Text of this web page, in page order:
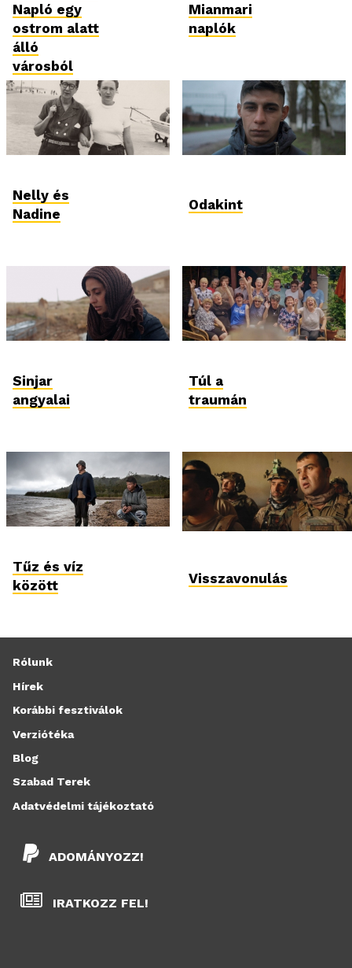
Napló egy
ostrom alatt
álló
városból
Mianmari
naplók
Nelly és
Nadine
Odakint
Sinjar
angyalai
Túl a
traumán
Tűz és víz
között
Visszavonulás
ADOMÁNYOZZ!
IRATKOZZ FEL!
Rólunk
Hírek
Korábbi fesztiválok
Verziótéka
Blog
Szabad Terek
Adatvédelmi tájékoztató